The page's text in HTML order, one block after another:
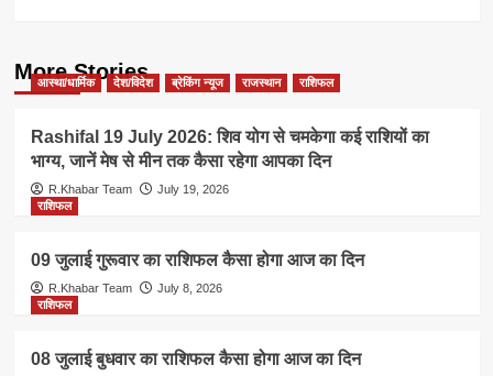
More Stories
आस्था/धार्मिक देश/विदेश ब्रेकिंग न्यूज राजस्थान राशिफल
Rashifal 19 July 2026: शिव योग से चमकेगा कई राशियों का
भाग्य, जानें मेष से मीन तक कैसा रहेगा आपका दिन
R.Khabar Team
July 19, 2026
राशिफल
09 जुलाई गुरूवार का राशिफल कैसा होगा आज का दिन
R.Khabar Team
July 8, 2026
राशिफल
08 जुलाई बुधवार का राशिफल कैसा होगा आज का दिन